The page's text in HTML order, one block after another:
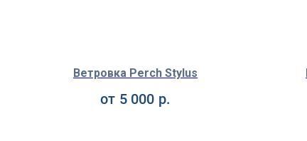
Ветровка Perch Stylus
от 5 000 р.